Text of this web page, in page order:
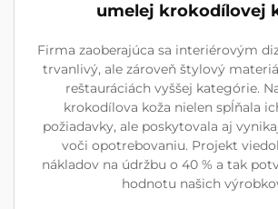
umelej krokodílovej
Firma zaoberajúca sa interiérovým
trvanlivý, ale zároveň štylový
reštauráciách vyššej kategórie.
krokodílova koža nielen spĺňala
požiadavky, ale poskytovala aj
voči opotrebovaniu. Projekt
nákladov na údržbu o 40 % a tak
hodnotu našich